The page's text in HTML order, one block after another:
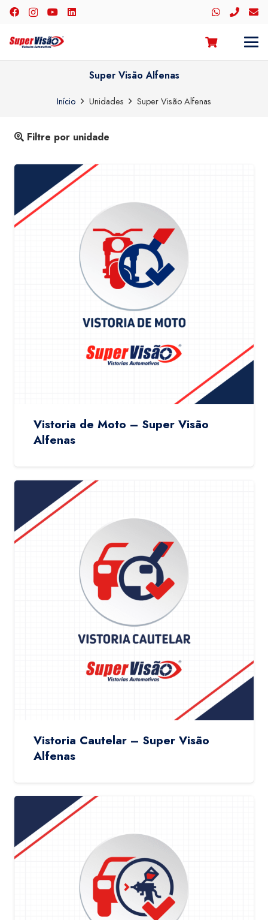
Super Visão Alfenas
Início Unidades Super Visão Alfenas
Filtre por unidade
Vistoria de Moto – Super Visão
Alfenas
Vistoria Cautelar – Super Visão
Alfenas